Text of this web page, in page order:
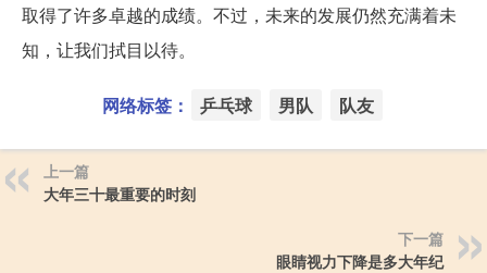
取得了许多卓越的成绩。不过，未来的发展仍然充满着未
知，让我们拭目以待。
网络标签： 乒乓球 男队 队友
上一篇
大年三十最重要的时刻
下一篇
眼睛视力下降是多大年纪